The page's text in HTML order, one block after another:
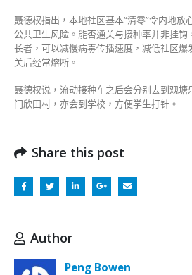
聂德权指出，本地社区基本“清零”令内地放
公共卫生风险。能否通关与接种率并非挂钩
长者，可以减慢病毒传播速度，减低社区爆
关后经常熔断。
聂德权说，流动接种车之后会分别去到观
门欣田村，亦会到学校，方便学生打针。
Share this post
Author
Peng Bowen